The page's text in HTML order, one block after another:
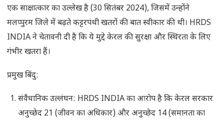
एक साक्षात्कार का उल्लेख है (30 सितंबर 2024), जिसमें उन्होंने
मलप्पुरम जिले में बढ़ते कट्टरपंथी खतरों की बात स्वीकार की थी। HRDS
INDIA ने चेतावनी दी है कि ये मुद्दे केरल की सुरक्षा और स्थिरता के लिए
गंभीर खतरा हैं।
प्रमुख बिंदु:
संवैधानिक उल्लंघन: HRDS INDIA का आरोप है कि केरल सरकार
अनुच्छेद 21 (जीवन का अधिकार) और अनुच्छेद 14 (समानता का